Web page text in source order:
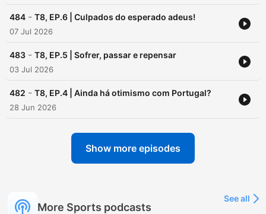
484 - T8, EP.6 | Culpados do esperado adeus!
07 Jul 2026
483 - T8, EP.5 | Sofrer, passar e repensar
03 Jul 2026
482 - T8, EP.4 | Ainda há otimismo com Portugal?
28 Jun 2026
Show more episodes
More Sports podcasts
See all